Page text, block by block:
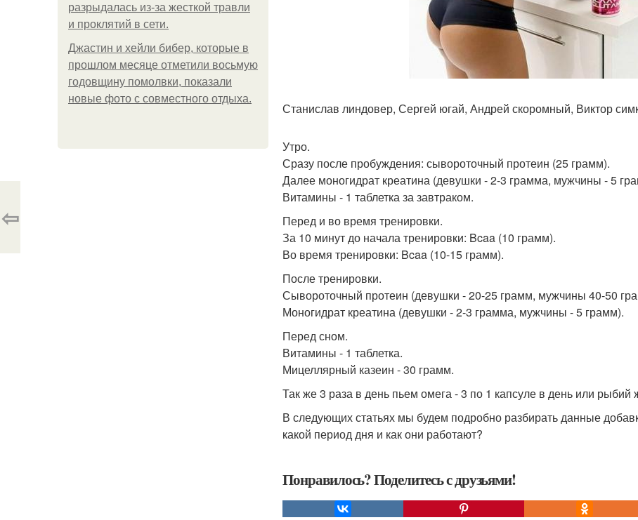
разрыдалась из-за жесткой травли
и проклятий в сети.
Джастин и хейли бибер, которые в
прошлом месяце отметили восьмую
годовщину помолвки, показали
новые фото с совместного отдыха.
Станислав линдовер, Сергей югай, Андрей скоромный, Виктор
Утро.
Сразу после пробуждения: сывороточный протеин (25 грамм).
Далее моногидрат креатина (девушки - 2-3 грамма, мужчины - 5
Витамины - 1 таблетка за завтраком.
Перед и во время тренировки.
За 10 минут до начала тренировки: Bcaa (10 грамм).
Во время тренировки: Bcaa (10-15 грамм).
После тренировки.
Сывороточный протеин (девушки - 20-25 грамм, мужчины 40-50
Моногидрат креатина (девушки - 2-3 грамма, мужчины - 5 грамм).
Перед сном.
Витамины - 1 таблетка.
Мицеллярный казеин - 30 грамм.
Так же 3 раза в день пьем омега - 3 по 1 капсуле в день или
В следующих статьях мы будем подробно разбирать данные
какой период дня и как они работают?
Понравилось? Поделитесь с друзьями!
⇦